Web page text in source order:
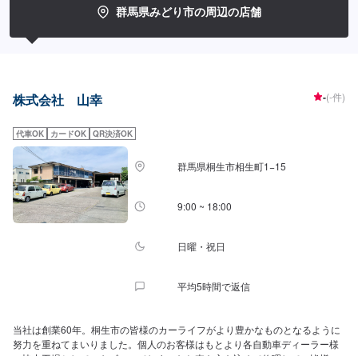
群馬県みどり市の周辺の店舗
株式会社 山幸 -(-件)
代車OK カードOK QR決済OK
群馬県桐生市相生町1−15
9:00 ~ 18:00
日曜・祝日
平均5時間で返信
当社は創業60年。桐生市の皆様のカーライフがより豊かなものとなるように
努力を重ねてまいりました。個人のお客様はもとより各自動車ディーラー様